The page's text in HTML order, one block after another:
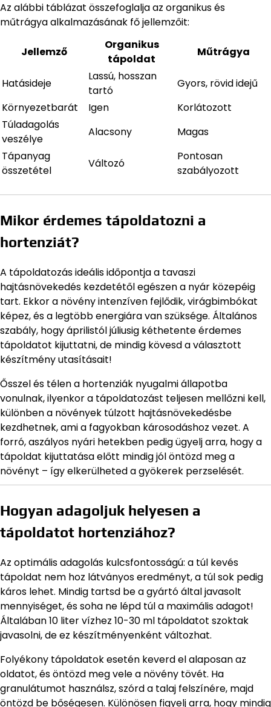
Az alábbi táblázat összefoglalja az organikus és
műtrágya alkalmazásának fő jellemzőit:
Jellemző
Organikus
tápoldat
Műtrágya
Hatásideje
Lassú, hosszan
tartó
Gyors, rövid idejű
Környezetbarát
Igen
Korlátozott
Túladagolás
veszélye
Alacsony
Magas
Tápanyag
összetétel
Változó
Pontosan
szabályozott
Mikor érdemes tápoldatozni a
hortenziát?
A tápoldatozás ideális időpontja a tavaszi
hajtásnövekedés kezdetétől egészen a nyár közepéig
tart. Ekkor a növény intenzíven fejlődik, virágbimbókat
képez, és a legtöbb energiára van szüksége. Általános
szabály, hogy áprilistól júliusig kéthetente érdemes
tápoldatot kijuttatni, de mindig kövesd a választott
készítmény utasításait!
Ősszel és télen a hortenziák nyugalmi állapotba
vonulnak, ilyenkor a tápoldatozást teljesen mellőzni kell,
különben a növények túlzott hajtásnövekedésbe
kezdhetnek, ami a fagyokban károsodáshoz vezet. A
forró, aszályos nyári hetekben pedig ügyelj arra, hogy a
tápoldat kijuttatása előtt mindig jól öntözd meg a
növényt – így elkerülheted a gyökerek perzselését.
Hogyan adagoljuk helyesen a
tápoldatot hortenziához?
Az optimális adagolás kulcsfontosságú: a túl kevés
tápoldat nem hoz látványos eredményt, a túl sok pedig
káros lehet. Mindig tartsd be a gyártó által javasolt
mennyiséget, és soha ne lépd túl a maximális adagot!
Általában 10 liter vízhez 10-30 ml tápoldatot szoktak
javasolni, de ez készítményenként változhat.
Folyékony tápoldatok esetén keverd el alaposan az
oldatot, és öntözd meg vele a növény tövét. Ha
granulátumot használsz, szórd a talaj felszínére, majd
öntözd be bőségesen. Különösen figyelj arra, hogy mindig